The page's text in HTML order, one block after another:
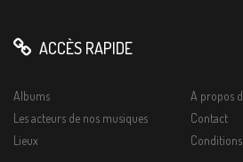
ACCÈS RAPIDE
Albums
Les acteurs de nos musiques
Lieux
A propos
Contact